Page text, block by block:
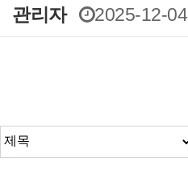
관리자
2025-12-04